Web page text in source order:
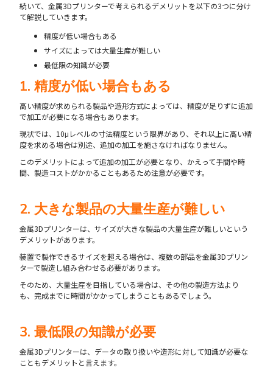
続いて、金属3Dプリンターで考えられるデメリットを以下の3つに分け
て解説していきます。
精度が低い場合もある
​​サイズによっては大量生産が難しい
最低限の知識が必要
1. 精度が低い場合もある
高い精度が求められる製品や造形方式によっては、精度が足りずに追加
で加工が必要になる場合もあります。
現状では、10μレベルの寸法精度という限界があり、それ以上に高い精
度を求める場合は別途、追加の加工を施さなければなりません。
このデメリットによって追加の加工が必要となり、かえって手間や時
間、製造コストがかかることもあるため注意が必要です。
2. 大きな製品の大量生産が難しい
金属3Dプリンターは、サイズが大きな製品の大量生産が難しいという
デメリットがあります。
装置で製作できるサイズを超える場合は、複数の部品を金属3Dプリン
ターで製造し組み合わせる必要があります。
そのため、大量生産を目指している場合は、その他の製造方法より
も、完成までに時間がかかってしまうこともあるでしょう。
3. 最低限の知識が必要
金属3Dプリンターは、データの取り扱いや造形に対して知識が必要な
こともデメリットと言えます。